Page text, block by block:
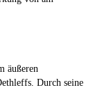
äußeren
Durch seine